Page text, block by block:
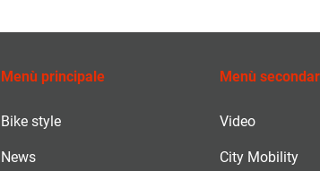
Menù principale
Bike style
News
Menù
Video
City Mobility